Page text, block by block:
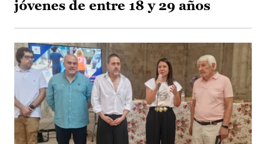
jóvenes de entre 18 y 29 años